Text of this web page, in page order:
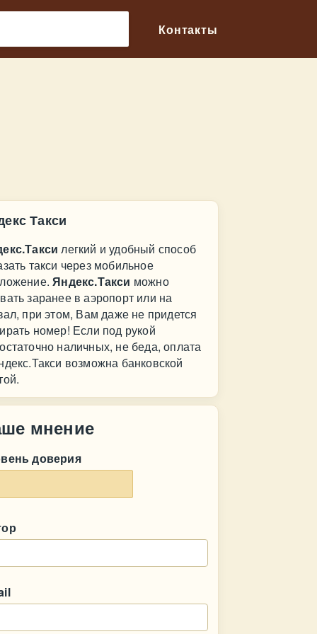
Контакты
Такси
легкий и удобный способ
такси через мобильное
Яндекс.Такси можно
заранее в аэропорт или на
при этом, Вам даже не придется
номер! Если под рукой
наличных, не беда, оплата
возможна банковской
мнение
доверия